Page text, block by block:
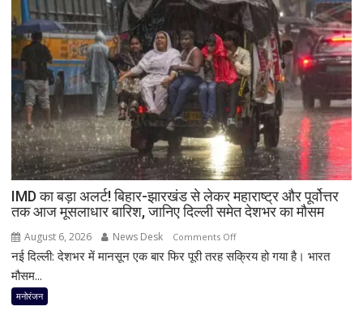
का
क्या
करेंगी
‘लॉक
अप
2’
विनर
श्रेया
कालरा?
खुद
बताया
कहां
करेंगी
निवेश
IMD का बड़ा अलर्ट! बिहार-झारखंड से लेकर महाराष्ट्र और पूर्वोत्तर
तक आज मूसलाधार बारिश, जानिए दिल्ली समेत देशभर का मौसम
August 6, 2026 News Desk Comments Offon
IMD
नई दिल्ली: देशभर में मानसून एक बार फिर पूरी तरह सक्रिय हो गया है। भारत
मौसम...
मनोरंजन